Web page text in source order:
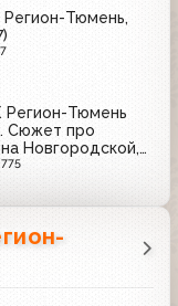
Тюмень,
Регион-Тюмень
Сюжет про
Новгородской,
775